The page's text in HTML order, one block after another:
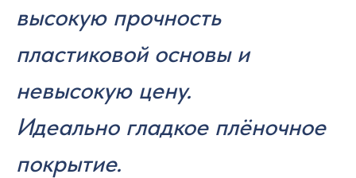
высокую прочность
пластиковой основы и
невысокую цену.
Идеально гладкое плёночное
покрытие.